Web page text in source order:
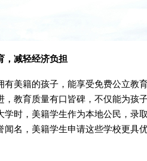
，减轻经济负担
美籍的孩子，能享受免费公立教
，教育质量有口皆碑，不仅能为孩
学时，美籍学生作为本地公民，录
闻名，美籍学生申请这些学校更具